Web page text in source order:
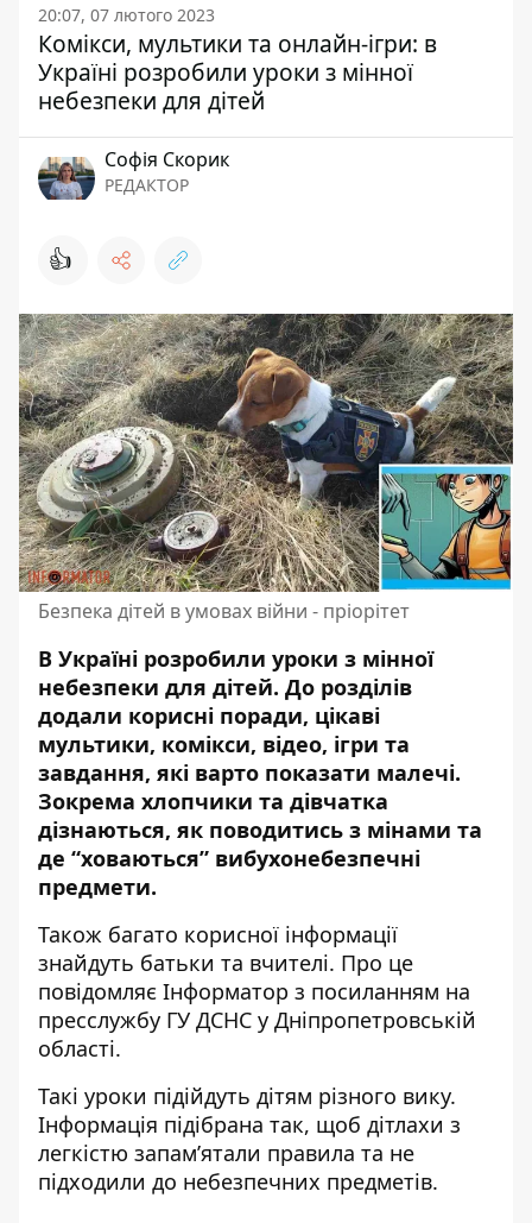
20:07, 07 лютого 2023
Комікси, мультики та онлайн-ігри: в
Україні розробили уроки з мінної
небезпеки для дітей
Софія Скорик
РЕДАКТОР
👍
Безпека дітей в умовах війни - пріорітет
В Україні розробили уроки з мінної
небезпеки для дітей. До розділів
додали корисні поради, цікаві
мультики, комікси, відео, ігри та
завдання, які варто показати малечі.
Зокрема хлопчики та дівчатка
дізнаються, як поводитись з мінами та
де “ховаються” вибухонебезпечні
предмети.
Також багато корисної інформації
знайдуть батьки та вчителі. Про це
повідомляє Інформатор з посиланням на
пресслужбу ГУ ДСНС у Дніпропетровській
області.
Такі уроки підійдуть дітям різного вику.
Інформація підібрана так, щоб дітлахи з
легкістю запам’ятали правила та не
підходили до небезпечних предметів.